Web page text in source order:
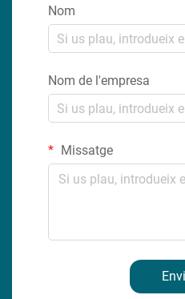
Nom
Nom de l'empresa
Missatge